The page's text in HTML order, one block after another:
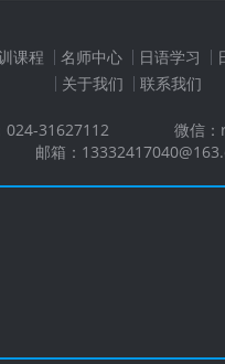
课程 名师中心 日语学习
关于我们
联系我们
024-31627112
微信
邮箱：